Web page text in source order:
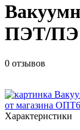
ПЭТ/ПЭ
0 отзывов
Характеристики